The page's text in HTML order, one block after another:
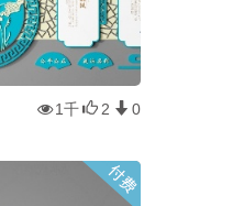
1千 2 0